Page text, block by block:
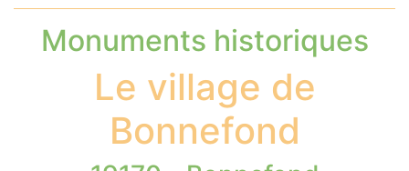
Monuments historiques
Le village de
Bonnefond